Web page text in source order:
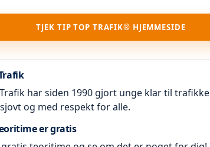
TJEK TIP TOP TRAFIK® HJEMMESIDE
har siden 1990 gjort unge klar til
og med respekt for alle.
er gratis